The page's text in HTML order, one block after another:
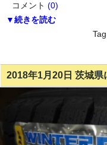
コメント (0)
▼続きを読む
2018年1月20日 茨城